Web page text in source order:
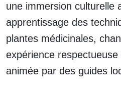
une immersion culturelle
apprentissage des
plantes médicinales,
expérience
animée par des guides